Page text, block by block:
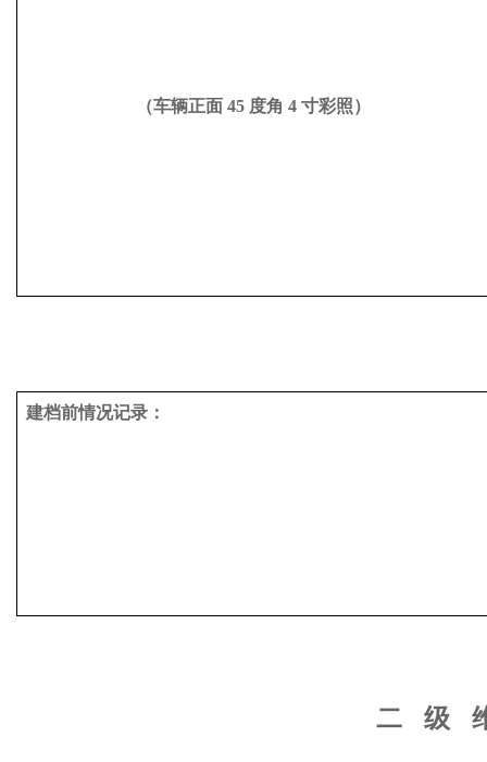
（车辆正面 45 度角 4 寸彩照）
建档前情况记录：
二 级